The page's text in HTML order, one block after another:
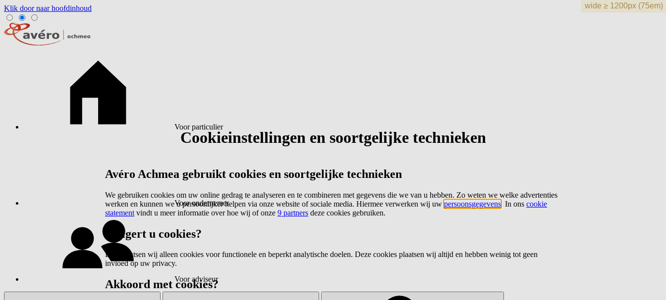
Klik door naar hoofdinhoud
Voor particulier
Voor ondernemer
Voor adviseur
Cookieinstellingen en soortgelijke technieken
Avéro Achmea gebruikt cookies en soortgelijke technieken
We gebruiken cookies om uw online gedrag te analyseren en te combineren met gegevens die we van u hebben. Zo weten we welke advertenties
werken en kunnen we u persoonlijker helpen via onze website of sociale media. Hiermee verwerken wij uw persoonsgegevens . In ons cookie
statement vindt u meer informatie over hoe wij of onze 9 partners deze cookies gebruiken.
Weigert u cookies?
Dan plaatsen wij alleen cookies voor functionele en beperkt analytische doelen. Deze cookies plaatsen wij altijd en hebben weinig tot geen
invloed op uw privacy.
Akkoord met cookies?